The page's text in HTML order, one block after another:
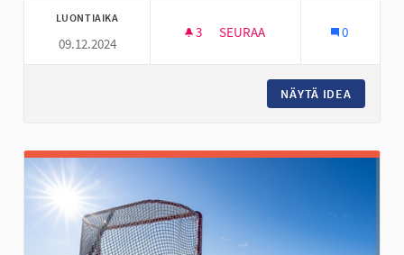
LUONTIAIKA
09.12.2024
3 3 SEURAAJAA
SEURAA 0
NÄYTÄ IDEA